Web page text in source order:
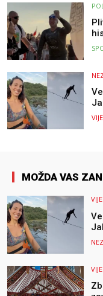
MOŽDA VAS